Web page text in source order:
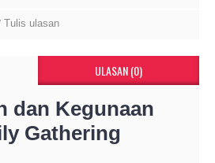
Tulis ulasan
ULASAN (0)
dan Kegunaan
Gathering